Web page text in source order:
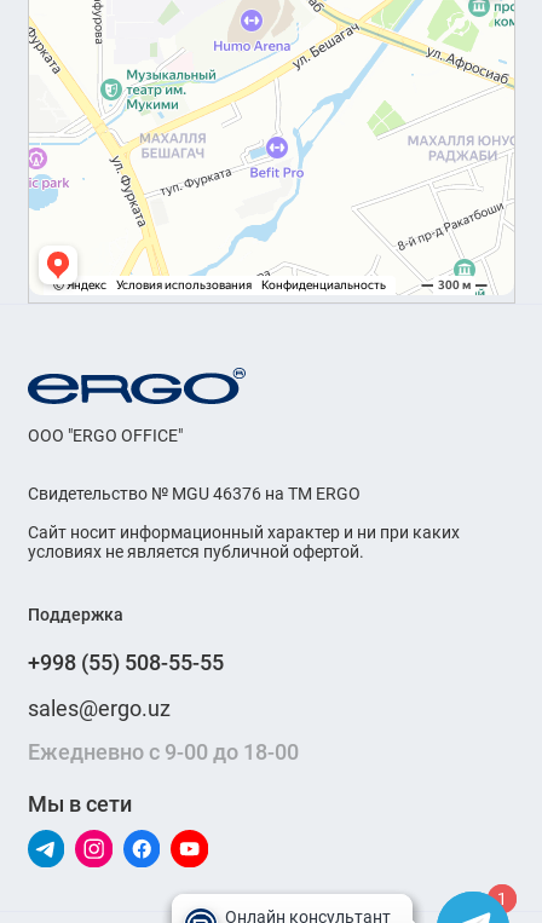
OOO "ERGO OFFICE"
Свидетельство № MGU 46376 на ТМ ERGO
Сайт носит информационный характер и ни при каких
условиях не является публичной офертой.
Поддержка
+998 (55) 508-55-55
sales@ergo.uz
Ежедневно с 9-00 до 18-00
Мы в сети
1
1